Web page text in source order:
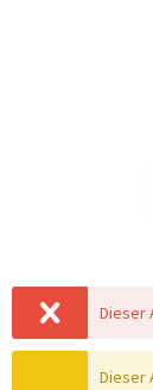
Dieser
Dieser